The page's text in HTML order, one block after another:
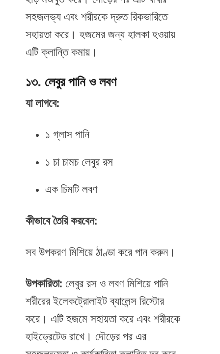
সহজলভ্য এবং শরীরকে দ্রুত রিকভারিতে
সহায়তা করে। হজমের জন্য হালকা হওয়ায়
এটি ক্লান্তি কমায়।
১৩. লেবুর পানি ও লবণ
যা লাগবে:
১ গ্লাস পানি
১ চা চামচ লেবুর রস
এক চিমটি লবণ
কীভাবে তৈরি করবেন:
সব উপকরণ মিশিয়ে ঠাণ্ডা করে পান করুন।
উপকারিতা: লেবুর রস ও লবণ মিশিয়ে পানি
শরীরের ইলেকট্রোলাইট ব্যালেন্স রিস্টোর
করে। এটি হজমে সহায়তা করে এবং শরীরকে
হাইড্রেটেড রাখে। দৌড়ের পর এর